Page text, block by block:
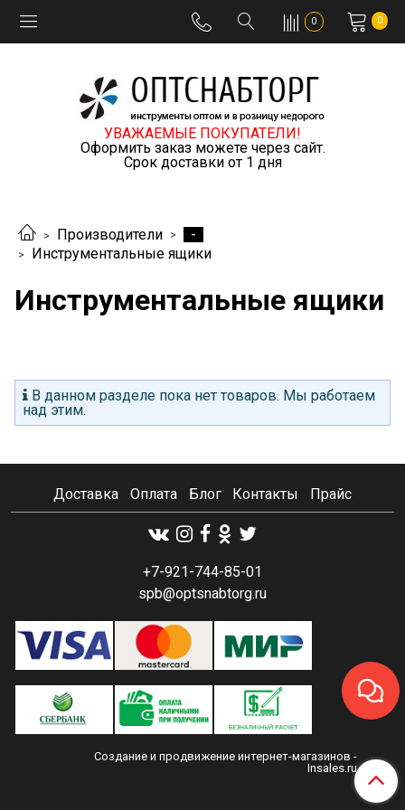
0 0
УВАЖАЕМЫЕ ПОКУПАТЕЛИ!
Оформить заказ можете через сайт.
Срок доставки от 1 дня
Производители
-
Инструментальные ящики
Инструментальные ящики
В данном разделе пока нет товаров. Мы работаем
над этим.
Доставка Оплата Блог Контакты Прайс
+7-921-744-85-01
spb@optsnabtorg.ru
Создание и продвижение интернет-магазинов -
Insales.ru